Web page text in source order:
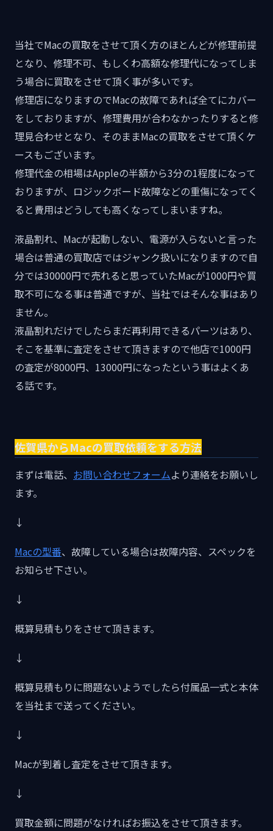
当社でMacの買取をさせて頂く方のほとんどが修理前提
となり、修理不可、もしくわ高額な修理代になってしま
う場合に買取をさせて頂く事が多いです。
修理店になりますのでMacの故障であれば全てにカバー
をしておりますが、修理費用が合わなかったりすると修
理見合わせとなり、そのままMacの買取をさせて頂くケ
ースもございます。
修理代金の相場はAppleの半額から3分の1程度になって
おりますが、ロジックボード故障などの重傷になってく
ると費用はどうしても高くなってしまいますね。
液晶割れ、Macが起動しない、電源が入らないと言った
場合は普通の買取店ではジャンク扱いになりますので自
分では30000円で売れると思っていたMacが1000円や買
取不可になる事は普通ですが、当社ではそんな事はあり
ません。
液晶割れだけでしたらまだ再利用できるパーツはあり、
そこを基準に査定をさせて頂きますので他店で1000円
の査定が8000円、13000円になったという事はよくあ
る話です。
佐賀県からMacの買取依頼をする方法
まずは電話、 お問い合わせフォームより連絡をお願いし
ます。
↓
Macの型番、故障している場合は故障内容、スペックを
お知らせ下さい。
↓
概算見積もりをさせて頂きます。
↓
概算見積もりに問題ないようでしたら付属品一式と本体
を当社まで送ってください。
↓
Macが到着し査定をさせて頂きます。
↓
買取金額に問題がなければお振込をさせて頂きます。